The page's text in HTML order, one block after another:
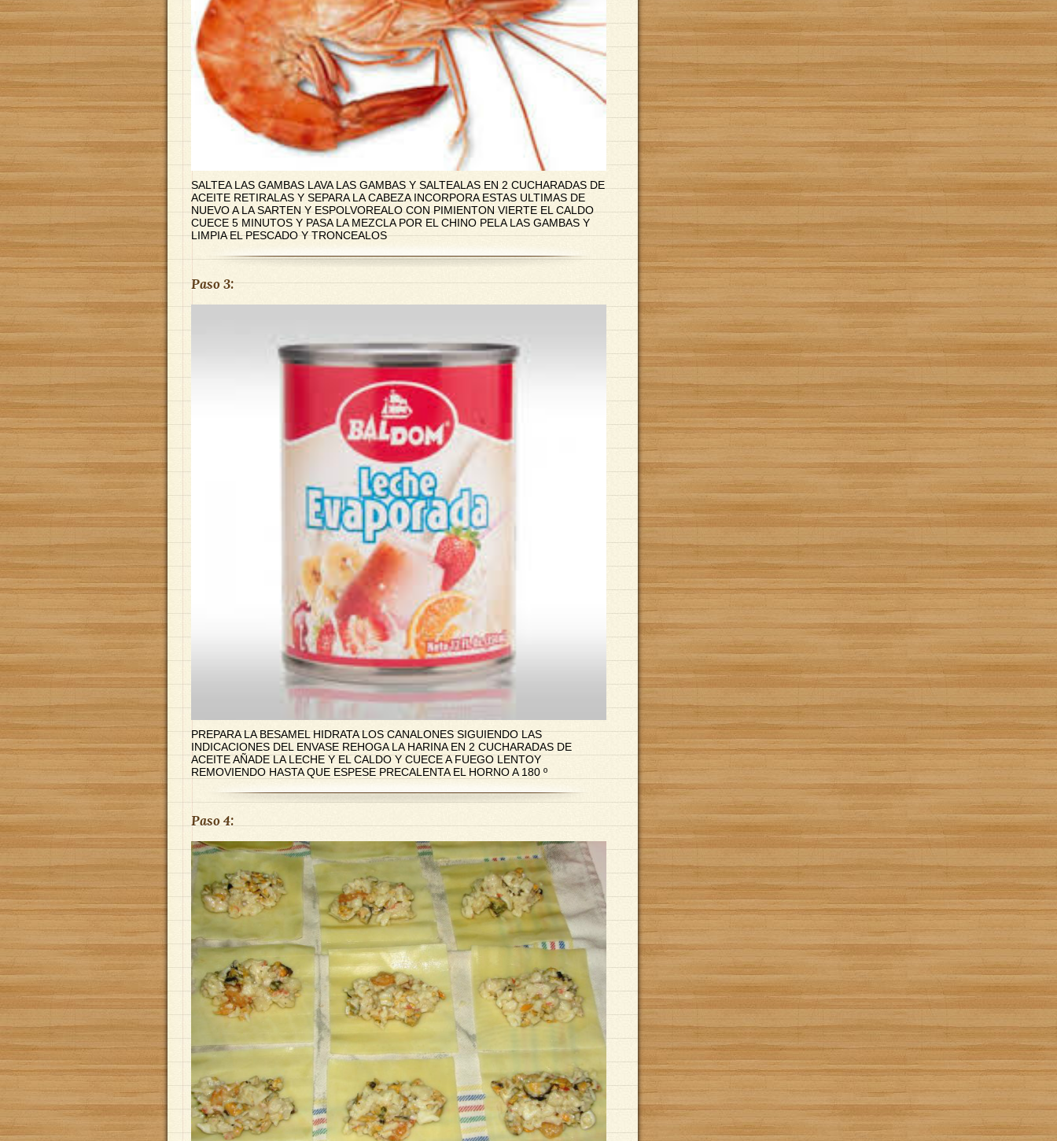
SALTEA LAS GAMBAS LAVA LAS GAMBAS Y SALTEALAS EN 2 CUCHARADAS DE
ACEITE RETIRALAS Y SEPARA LA CABEZA INCORPORA ESTAS ULTIMAS DE
NUEVO A LA SARTEN Y ESPOLVOREALO CON PIMIENTON VIERTE EL CALDO
CUECE 5 MINUTOS Y PASA LA MEZCLA POR EL CHINO PELA LAS GAMBAS Y
LIMPIA EL PESCADO Y TRONCEALOS
Paso 3:
PREPARA LA BESAMEL HIDRATA LOS CANALONES SIGUIENDO LAS
INDICACIONES DEL ENVASE REHOGA LA HARINA EN 2 CUCHARADAS DE
ACEITE AÑADE LA LECHE Y EL CALDO Y CUECE A FUEGO LENTOY
REMOVIENDO HASTA QUE ESPESE PRECALENTA EL HORNO A 180 º
Paso 4: